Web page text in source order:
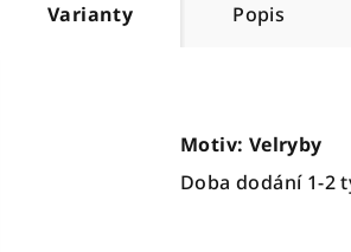
Varianty Popis
Motiv: Velryby
Doba dodání 1-2